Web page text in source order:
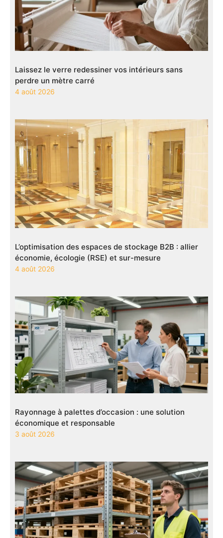
Laissez le verre redessiner vos intérieurs sans
perdre un mètre carré
4 août 2026
L’optimisation des espaces de stockage B2B : allier
économie, écologie (RSE) et sur-mesure
4 août 2026
Rayonnage à palettes d’occasion : une solution
économique et responsable
3 août 2026